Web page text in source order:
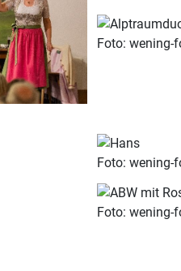
Foto: wening-
Foto: wening-
Foto: wening-